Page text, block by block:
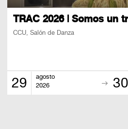
TRAC 2026 | Somos un
CCU, Salón de Danza
29
agosto
2026
30